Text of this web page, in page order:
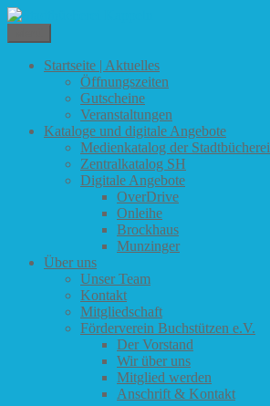
Zum
springen
Stadtbücherei Kappeln
Startseite | Aktuelles
Öffnungszeiten
Gutscheine
Veranstaltungen
Kataloge und digitale Angebote
Medienkatalog der Stadtbücherei
Zentralkatalog SH
Digitale Angebote
OverDrive
Onleihe
Brockhaus
Munzinger
Über uns
Unser Team
Kontakt
Mitgliedschaft
Förderverein Buchstützen e.V.
Der Vorstand
Wir über uns
Mitglied werden
Anschrift & Kontakt